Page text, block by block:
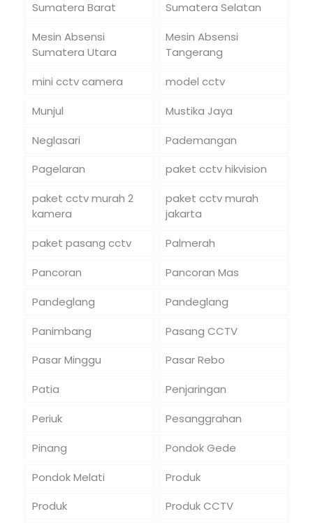
Sumatera Barat
Sumatera Selatan
Mesin Absensi
Sumatera Utara
Mesin Absensi
Tangerang
mini cctv camera
model cctv
Munjul
Mustika Jaya
Neglasari
Pademangan
Pagelaran
paket cctv hikvision
paket cctv murah 2
kamera
paket cctv murah
jakarta
paket pasang cctv
Palmerah
Pancoran
Pancoran Mas
Pandeglang
Pandeglang
Panimbang
Pasang CCTV
Pasar Minggu
Pasar Rebo
Patia
Penjaringan
Periuk
Pesanggrahan
Pinang
Pondok Gede
Pondok Melati
Produk
Produk
Produk CCTV